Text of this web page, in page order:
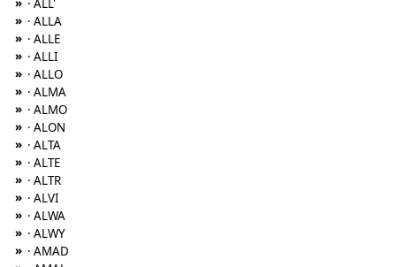
· ALL'
» · ALLA
» · ALLE
» · ALLI
» · ALLO
» · ALMA
» · ALMO
» · ALON
» · ALTA
» · ALTE
» · ALTR
» · ALVI
» · ALWA
» · ALWY
» · AMAD